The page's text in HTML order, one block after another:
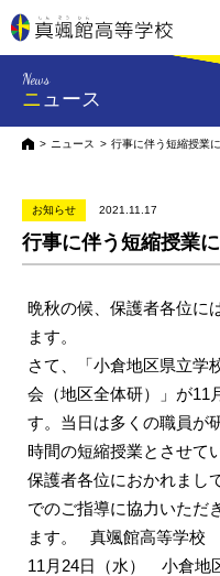
News
ニュース
HOMEニュース 行事に伴う短縮授業
お知らせ 2021.11.17
行事に伴う短縮授業
晩秋の候、保護者各位に
ます。
さて、「小倉地区県立学
会（地区全体研）」が11
す。当日は多くの職員が
時間の短縮授業とさせて
保護者各位におかれまし
でのご指導に協力いただ
ます。 真颯館高等学
11月24日（水） 小倉地